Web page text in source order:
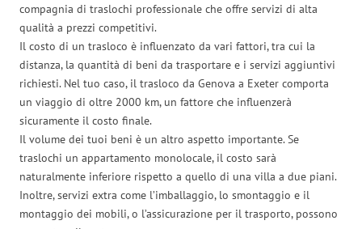
compagnia di traslochi professionale che offre servizi di alta
qualità a prezzi competitivi.
Il costo di un trasloco è influenzato da vari fattori, tra cui la
distanza, la quantità di beni da trasportare e i servizi aggiuntivi
richiesti. Nel tuo caso, il trasloco da Genova a Exeter comporta
un viaggio di oltre 2000 km, un fattore che influenzerà
sicuramente il costo finale.
Il volume dei tuoi beni è un altro aspetto importante. Se
traslochi un appartamento monolocale, il costo sarà
naturalmente inferiore rispetto a quello di una villa a due piani.
Inoltre, servizi extra come l’imballaggio, lo smontaggio e il
montaggio dei mobili, o l’assicurazione per il trasporto, possono